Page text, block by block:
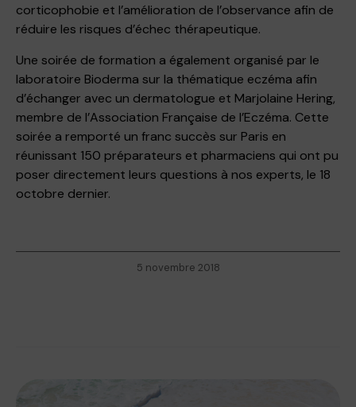
corticophobie et l’amélioration de l’observance afin de
réduire les risques d’échec thérapeutique.
Une soirée de formation a également organisé par le
laboratoire Bioderma sur la thématique eczéma afin
d’échanger avec un dermatologue et Marjolaine Hering,
membre de l’Association Française de l’Eczéma. Cette
soirée a remporté un franc succès sur Paris en
réunissant 150 préparateurs et pharmaciens qui ont pu
poser directement leurs questions à nos experts, le 18
octobre dernier.
5 novembre 2018